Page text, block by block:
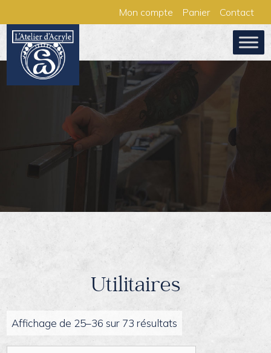
au
contenu
Mon compte Panier Contact
Utilitaires
Affichage de 25–36 sur 73 résultats
Panneau de gestion des cookies